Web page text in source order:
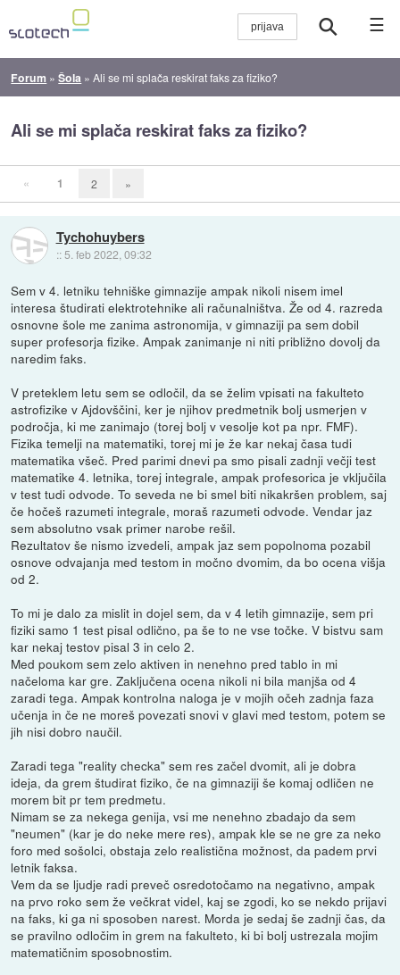
☰
Forum »Šola »Ali se mi splača reskirat faks za fiziko?
Ali se mi splača reskirat faks za fiziko?
« 1 2 »
Tychohuybers
:: 5. feb 2022, 09:32
Sem v 4. letniku tehniške gimnazije ampak nikoli nisem imel
interesa študirati elektrotehnike ali računalništva. Že od 4. razreda
osnovne šole me zanima astronomija, v gimnaziji pa sem dobil
super profesorja fizike. Ampak zanimanje ni niti približno dovolj da
naredim faks.
V preteklem letu sem se odločil, da se želim vpisati na fakulteto
astrofizike v Ajdovščini, ker je njihov predmetnik bolj usmerjen v
področja, ki me zanimajo (torej bolj v vesolje kot pa npr. FMF).
Fizika temelji na matematiki, torej mi je že kar nekaj časa tudi
matematika všeč. Pred parimi dnevi pa smo pisali zadnji večji test
matematike 4. letnika, torej integrale, ampak profesorica je vključila
v test tudi odvode. To seveda ne bi smel biti nikakršen problem, saj
če hočeš razumeti integrale, moraš razumeti odvode. Vendar jaz
sem absolutno vsak primer narobe rešil.
Rezultatov še nismo izvedeli, ampak jaz sem popolnoma pozabil
osnove odvajanja med testom in močno dvomim, da bo ocena višja
od 2.
To mi je dalo za mislit in dojel sem, da v 4 letih gimnazije, sem pri
fiziki samo 1 test pisal odlično, pa še to ne vse točke. V bistvu sam
kar nekaj testov pisal 3 in celo 2.
Med poukom sem zelo aktiven in nenehno pred tablo in mi
načeloma kar gre. Zaključena ocena nikoli ni bila manjša od 4
zaradi tega. Ampak kontrolna naloga je v mojih očeh zadnja faza
učenja in če ne moreš povezati snovi v glavi med testom, potem se
jih nisi dobro naučil.
Zaradi tega "reality checka" sem res začel dvomit, ali je dobra
ideja, da grem študirat fiziko, če na gimnaziji še komaj odličen ne
morem bit pr tem predmetu.
Nimam se za nekega genija, vsi me nenehno zbadajo da sem
"neumen" (kar je do neke mere res), ampak kle se ne gre za neko
foro med sošolci, obstaja zelo realistična možnost, da padem prvi
letnik faksa.
Vem da se ljudje radi preveč osredotočamo na negativno, ampak
na prvo roko sem že večkrat videl, kaj se zgodi, ko se nekdo prijavi
na faks, ki ga ni sposoben narest. Morda je sedaj še zadnji čas, da
se pravilno odločim in grem na fakulteto, ki bi bolj ustrezala mojim
matematičnim sposobnostim.